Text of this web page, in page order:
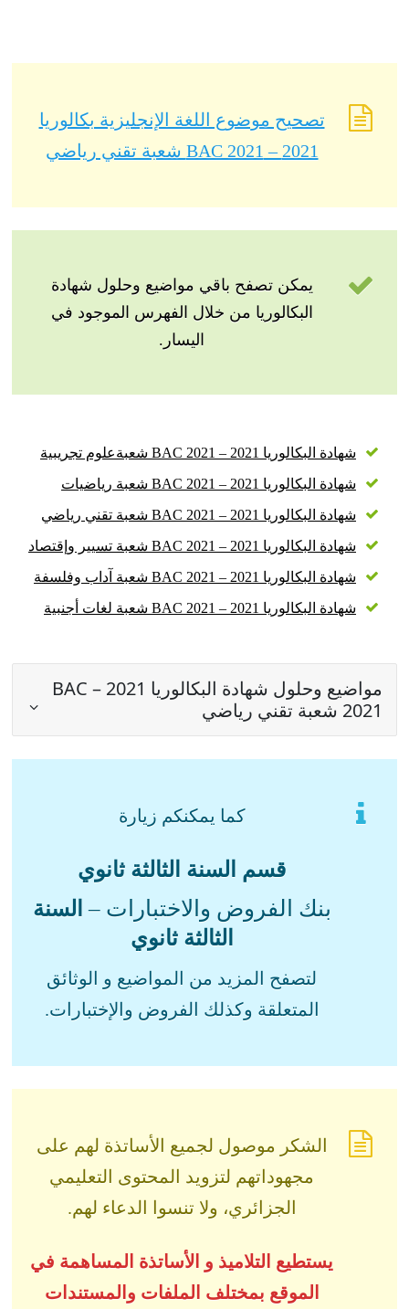
تصحيح موضوع اللغة الإنجليزية بكالوريا
2021 – BAC 2021 شعبة تقني رياضي
يمكن تصفح باقي مواضيع وحلول شهادة
البكالوريا من خلال الفهرس الموجود في
اليسار.
شهادة البكالوريا 2021 – BAC 2021 شعبةعلوم تجريبية
شهادة البكالوريا 2021 – BAC 2021 شعبة رياضيات
شهادة البكالوريا 2021 – BAC 2021 شعبة تقني رياضي
شهادة البكالوريا 2021 – BAC 2021 شعبة تسيير وإقتصاد
شهادة البكالوريا 2021 – BAC 2021 شعبة آداب وفلسفة
شهادة البكالوريا 2021 – BAC 2021 شعبة لغات أجنبية
مواضيع وحلول شهادة البكالوريا 2021 – BAC
2021 شعبة تقني رياضي
كما يمكنكم زيارة
قسم السنة الثالثة ثانوي
بنك الفروض والاختبارات – السنة
الثالثة ثانوي
لتصفح المزيد من المواضيع و الوثائق
المتعلقة وكذلك الفروض والإختبارات.
الشكر موصول لجميع الأساتذة لهم على
مجهوداتهم لتزويد المحتوى التعليمي
الجزائري، ولا تنسوا الدعاء لهم.
يستطيع التلاميذ و الأساتذة المساهمة في
الموقع بمختلف الملفات والمستندات